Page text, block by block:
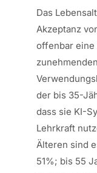
Das
Akzeptanz
offenbar eine
der bis 35-
dass sie KI-
Lehrkraft
Älteren sind
51%; bis 55